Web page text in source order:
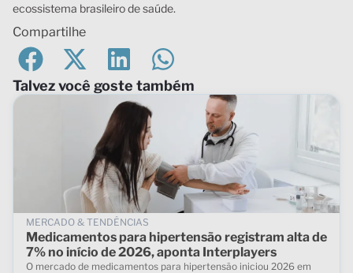
ecossistema brasileiro de saúde.
Compartilhe
Talvez você goste também
MERCADO & TENDÊNCIAS
Medicamentos para hipertensão registram alta de
7% no início de 2026, aponta Interplayers
O mercado de medicamentos para hipertensão iniciou 2026 em